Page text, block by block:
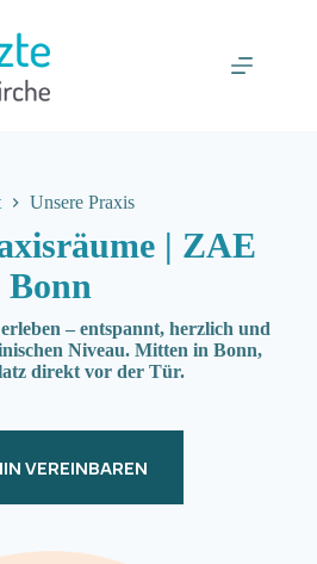
Unsere Praxis
| ZAE
Bonn
– entspannt, herzlich und
Niveau. Mitten in Bonn,
direkt vor der Tür.
VEREINBAREN